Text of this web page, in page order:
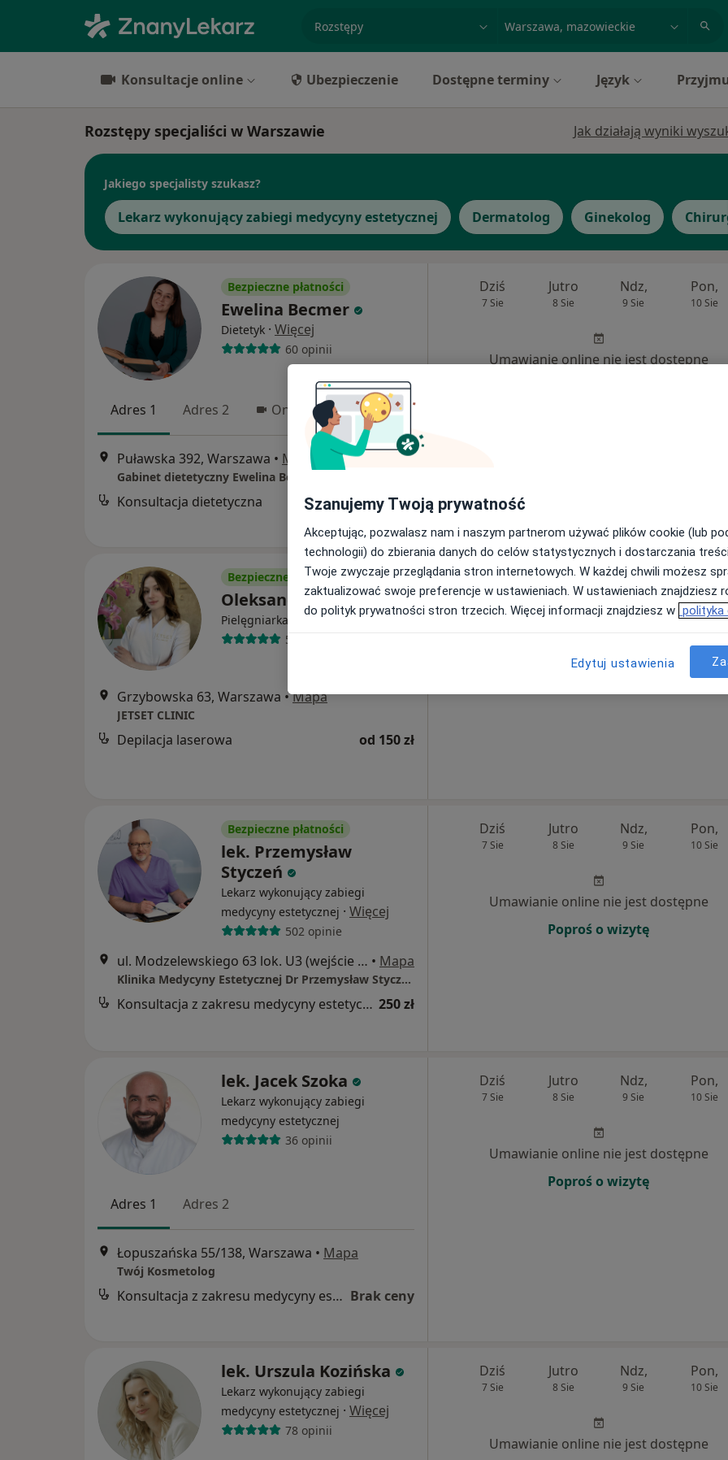
Konsultacje online Ubezpieczenie Dostępne terminy Język
Rozstępy specjaliści w Warszawie Jak działają wyniki
Jakiego specjalisty szukasz?
Lekarz wykonujący zabiegi medycyny estetycznej Dermatolog Ginekolog
Bezpieczne płatności
Ewelina Becmer
Dietetyk · Więcej
60 opinii
Adres 1 Adres 2 Online
Puławska 392, Warszawa • Mapa
Gabinet dietetyczny Ewelina Becmer
Konsultacja dietetyczna od 180 zł
Dziś
7 Sie
Jutro
8 Sie
Ndz,
9 Sie
Pon,
10 Sie
Umawianie online nie jest dostępne
Bezpieczne płatności
Oleksandra Broshniak
Pielęgniarka/pielęgniarz
5 opinii
Grzybowska 63, Warszawa •Mapa
JETSET CLINIC
Depilacja laserowa od 150 zł
Dziś
7 Sie
Jutro
8 Sie
Ndz,
9 Sie
Pon,
10 Sie
Umawianie online nie jest dostępne
Bezpieczne płatności
lek. Przemysław
Styczeń
Lekarz wykonujący zabiegi
medycyny estetycznej · Więcej
502 opinie
ul. Modzelewskiego 63 lok. U3 (wejście boczne za wjazdem do garażu), Warszawa • Mapa
Klinika Medycyny Estetycznej Dr Przemysław Styczeń
Konsultacja z zakresu medycyny estetycznej 250 zł
Dziś
7 Sie
Jutro
8 Sie
Ndz,
9 Sie
Pon,
10 Sie
Umawianie online nie jest dostępne
Poproś o wizytę
lek. Jacek Szoka
Lekarz wykonujący zabiegi
medycyny estetycznej
36 opinii
Adres 1 Adres 2
Łopuszańska 55/138, Warszawa • Mapa
Twój Kosmetolog
Konsultacja z zakresu medycyny estetycznej Brak ceny
Dziś
7 Sie
Jutro
8 Sie
Ndz,
9 Sie
Pon,
10 Sie
Umawianie online nie jest dostępne
Poproś o wizytę
lek. Urszula Kozińska
Lekarz wykonujący zabiegi
medycyny estetycznej · Więcej
78 opinii
Dziś
7 Sie
Jutro
8 Sie
Ndz,
9 Sie
Pon,
10 Sie
Umawianie online nie jest dostępne
Szanujemy Twoją prywatność
Akceptując, pozwalasz nam i naszym partnerom używać plików cookie (lub
technologii) do zbierania danych do celów statystycznych i dostarczania
Twoje zwyczaje przeglądania stron internetowych. W każdej chwili możesz
zaktualizować swoje preferencje w ustawieniach. W ustawieniach znajdziesz
do polityk prywatności stron trzecich. Więcej informacji znajdziesz w polityka
Edytuj ustawienia